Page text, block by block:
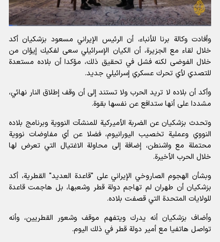
وأفادتوكالة برنا للأنباء، أن الرئيس الإيراني مسعود بزشكيان أكد
خلال لقاء مع الجزيرة، أن الكيان الإسرائيلي سعى لفكيك إيؤان من
خلال الفوضى لكنه فشل في تحقيق ذلك، مؤكدا أن بلاده مستعدة
للتصدي لأي تحرك عسكري إسرائيلي جديد.
وأكد أن بلاده لا تريد الحرب ولا تستند إلى أن وقف إطلاق النار نهائي،
مشددا على أنها ستدافع عن نفسها بقوة.
وتحدث بزشكيان عن الضربة الأميركية للمنشآت النووية وبرنامج بلاده
النووي وعملية تخصيب اليورانيوم، فضلا عن أي مفاوضات نووية
محتملة مع واشنطن، إضافة إلى محاولة الاغتيال التي تعرض لها
خلال الحرب الأخيرة.
وبشأن الهجوم الصاروخي الإيراني على "قاعدة العديد" القطرية، أكد
بزشكيان أن طهران لم تهاجم دولة قطر وشعبها، بل هاجمت قاعدة
للولايات المتحدة التي قصفت بلاده.
وأضاف بزشكيان أنه يدرك ويتفهم موقف وشعور القطريين، وأنه
تواصل هاتفيا مع أمير دولة قطر في ذلك اليوم.